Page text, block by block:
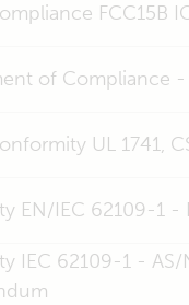
FCC15B
of Compliance
UL 1741,
EN/IEC 62109-1 -
IEC 62109-1 -